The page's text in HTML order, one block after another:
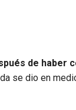
de haber
se dio en